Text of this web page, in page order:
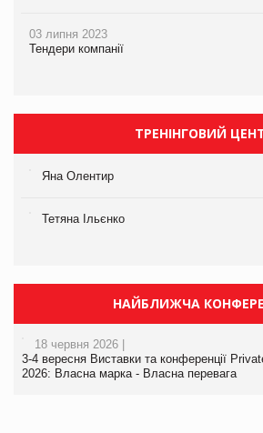
03 липня 2023
Тендери компанії
ТРЕНІНГОВИЙ
Яна Олентир
Тетяна Ільєнко
НАЙБЛИЖЧА
18 червня 2026 |
3-4 вересня Виставки та конференції
2026: Власна марка - Власна перевага